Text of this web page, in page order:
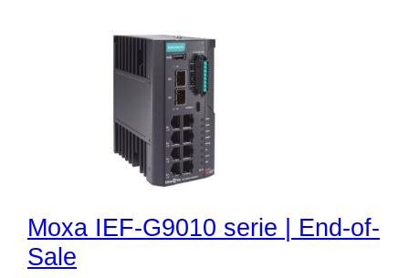
Moxa IEF-G9010 serie | End-of-
Sale